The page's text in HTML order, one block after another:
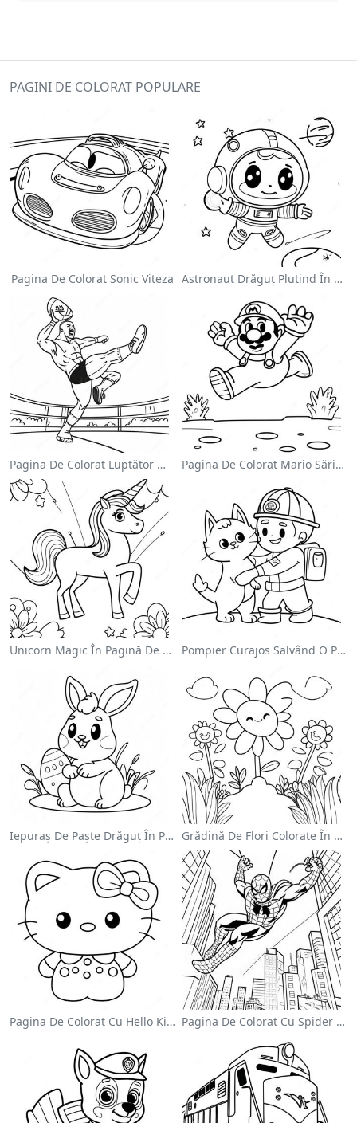
PAGINI DE COLORAT POPULARE
Pagina De Colorat Sonic Viteza Astronaut Drăguț Plutind În Spațiu - Pagina De Colorat
Pagina De Colorat Luptător Wwe Sărind Pe Inamic Pagina De Colorat Mario Sărind Peste Goombas
Unicorn Magic În Pagină De Colorat Cu Curcubeu Pompier Curajos Salvând O Pisică - Pagina De Colorat
Iepuraș De Paște Drăguț În Pagină De Colorat Grădină De Flori Colorate În Pagină De Colorat
Pagina De Colorat Cu Hello Kitty Drăguță Cu Fundiță Pagina De Colorat Cu Spider Man Swinging Prin Oraș